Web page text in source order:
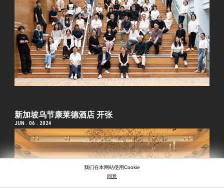
新加坡乌节康莱德酒店 开张
JUN . 06 . 2024
我们在本网站使用Cookie
同意